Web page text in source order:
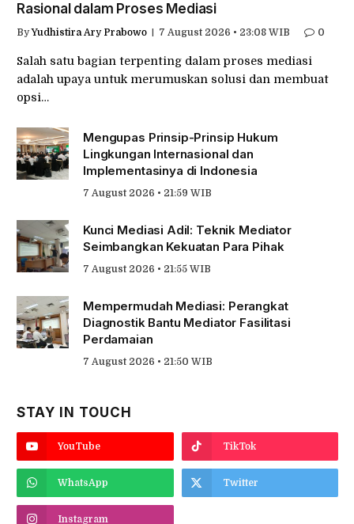
Rasional dalam Proses Mediasi
By Yudhistira Ary Prabowo 7 August 2026 • 23:08 WIB 0
Salah satu bagian terpenting dalam proses mediasi
adalah upaya untuk merumuskan solusi dan membuat
opsi…
Mengupas Prinsip-Prinsip Hukum
Lingkungan Internasional dan
Implementasinya di Indonesia
7 August 2026 • 21:59 WIB
Kunci Mediasi Adil: Teknik Mediator
Seimbangkan Kekuatan Para Pihak
7 August 2026 • 21:55 WIB
Mempermudah Mediasi: Perangkat
Diagnostik Bantu Mediator Fasilitasi
Perdamaian
7 August 2026 • 21:50 WIB
STAY IN TOUCH
YouTube TikTok
WhatsApp Twitter
Instagram